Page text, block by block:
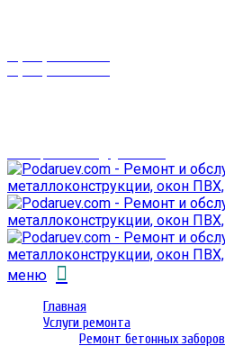
меню
Главная
Услуги ремонта
Ремонт бетонных заборов